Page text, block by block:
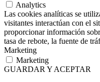
Analytics
Las cookies analíticas se
visitantes interactúan con el
proporcionar información
tasa de rebote, la fuente de
Marketing
Marketing
GUARDAR Y ACEPTAR